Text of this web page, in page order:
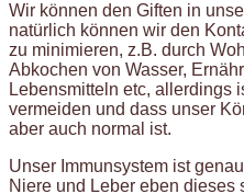
Wir können den Giften in
natürlich können wir den
zu minimieren, z.B. durch
Abkochen von Wasser,
Lebensmitteln etc, allerdings
vermeiden und dass unser
aber auch normal ist.
Unser Immunsystem ist
Niere und Leber eben dieses